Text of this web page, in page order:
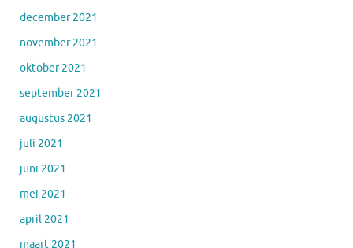
december 2021
november 2021
oktober 2021
september 2021
augustus 2021
juli 2021
juni 2021
mei 2021
april 2021
maart 2021